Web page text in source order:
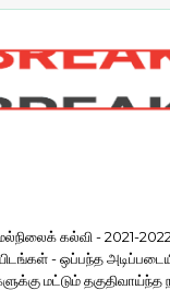
கல்வி - 2021-
- ஒப்பந்த
மட்டும்